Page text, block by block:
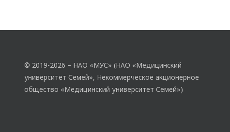
© 2019-2026 – НАО «МУС» (НАО «Медицинский
университет Семей», Некоммерческое акционерное
общество «Медицинский университет Семей»)